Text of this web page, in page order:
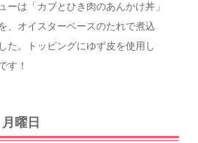
ーは「カブとひき肉のあんかけ丼」
、オイスターベースのたれで煮込
た。トッピングにゆず皮を使用し
す！
曜日